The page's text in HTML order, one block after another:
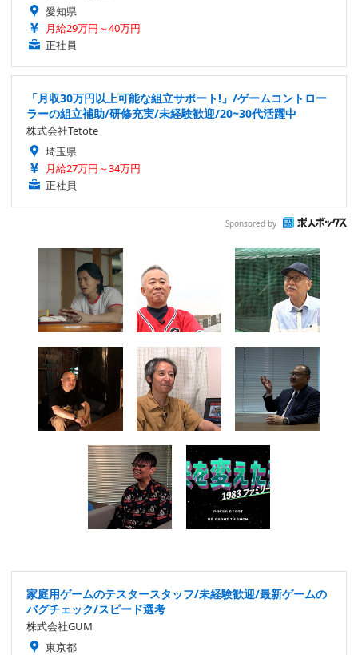
愛知県
月給29万円～40万円
正社員
「月収30万円以上可能な組立サポート!」/ゲームコントロー
ラーの組立補助/研修充実/未経験歓迎/20~30代活躍中
株式会社Tetote
埼玉県
月給27万円～34万円
正社員
Sponsored by
家庭用ゲームのテスタースタッフ/未経験歓迎/最新ゲームの
バグチェック/スピード選考
株式会社GUM
東京都